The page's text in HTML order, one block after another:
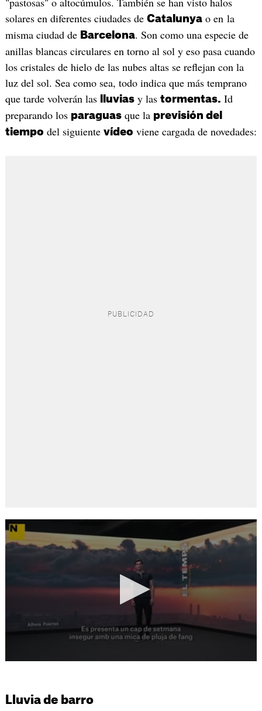
solares en diferentes ciudades de Catalunyao en la
misma ciudad de Barcelona. Son como una especie de
anillas blancas circulares en torno al sol y eso pasa cuando
los cristales de hielo de las nubes altas se reflejan con la
luz del sol. Sea como sea, todo indica que más temprano
que tarde volverán las
lluviasy las tormentas. Id
preparando los paraguasque la previsión del
tiempo del siguiente vídeo viene cargada de novedades:
Lluvia de barro